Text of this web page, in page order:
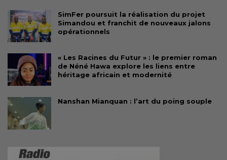
SimFer poursuit la réalisation du projet
Simandou et franchit de nouveaux jalons
opérationnels
« Les Racines du Futur » : le premier roman
de Néné Hawa explore les liens entre
héritage africain et modernité
Nanshan Mianquan : l’art du poing souple